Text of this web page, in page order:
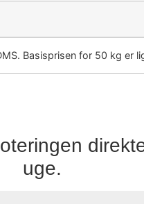
Basisprisen for 50 kg er
uge.